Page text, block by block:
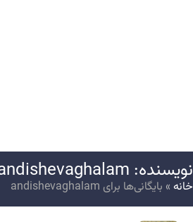
andishevaghalam
» بایگانی‌ها برای andishevaghalam